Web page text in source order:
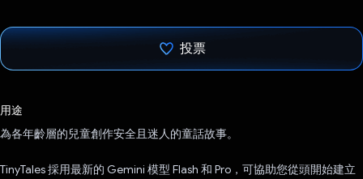
投票
用途
為各年齡層的兒童創作安全且迷人的童話故事。
TinyTales 採用最新的 Gemini 模型 Flash 和 Pro，可協助您從頭開始建立